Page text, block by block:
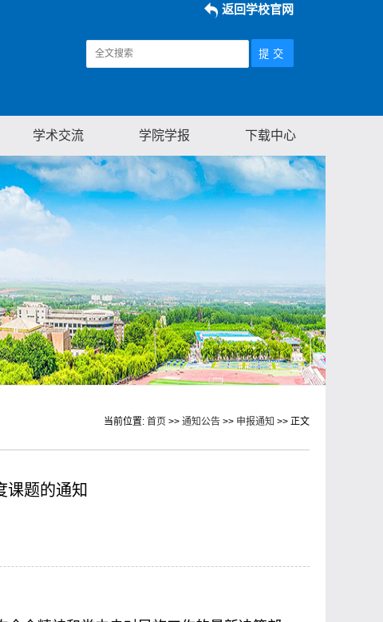
返回学校官网
学术交流 学院学报 下载中心
当前位置: 首页 >> 通知公告 >> 申报通知 >> 正文
课题的通知